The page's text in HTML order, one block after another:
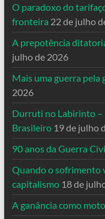
O paradoxo do
fronteira 22 de julho
A prepotência
julho de 2026
Mais uma guerra pela
2026
Durruti no Labirinto –
Brasileiro 19 de julho
90 anos da Guerra
Quando o sofrimento
capitalismo 18 de
A ganância como